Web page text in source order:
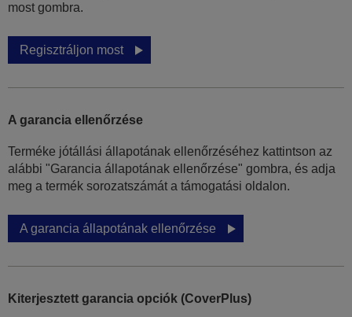
most gombra.
Regisztráljon most
A garancia ellenőrzése
Terméke jótállási állapotának ellenőrzéséhez kattintson az
alábbi "Garancia állapotának ellenőrzése" gombra, és adja
meg a termék sorozatszámát a támogatási oldalon.
A garancia állapotának ellenőrzése
Kiterjesztett garancia opciók (CoverPlus)